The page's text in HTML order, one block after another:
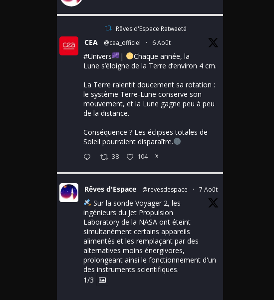
Rêves d'Espace Retweeté
CEA @cea_officiel · 6 Août
#Univers |
Chaque année, la
Lune s’éloigne de la Terre d’environ 4 cm.
La Terre ralentit doucement sa rotation :
le système Terre-Lune conserve son
mouvement, et la Lune gagne peu à peu
de la distance.
Conséquence ? Les éclipses totales de
Soleil pourraient disparaître.
38 104 X
Rêves d'Espace @revesdespace · 7 Août
Sur la sonde Voyager 2, les
ingénieurs du Jet Propulsion
Laboratory de la NASA ont éteint
simultanément certains appareils
alimentés et les remplaçant par des
alternatives moins énergivores,
prolongeant ainsi le fonctionnement d'un
des instruments scientifiques.
1/3